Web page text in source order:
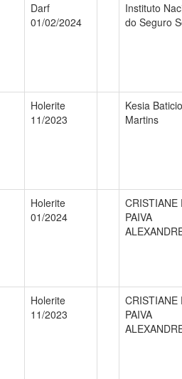
Darf
01/02/2024
Instituto
do Seguro
Holerite
11/2023
Kesia
Martins
Holerite
01/2024
CRISTIANE
PAIVA
Holerite
11/2023
CRISTIANE
PAIVA